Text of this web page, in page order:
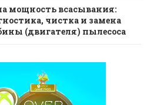
мощность всасывания:
чистка и замена
(двигателя) пылесоса